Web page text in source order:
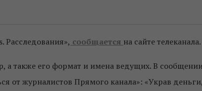
Расследования», сообщается на сайте телеканала.
а также его формат и имена ведущих. В
от журналистов Прямого канала»: «Украв деньги,